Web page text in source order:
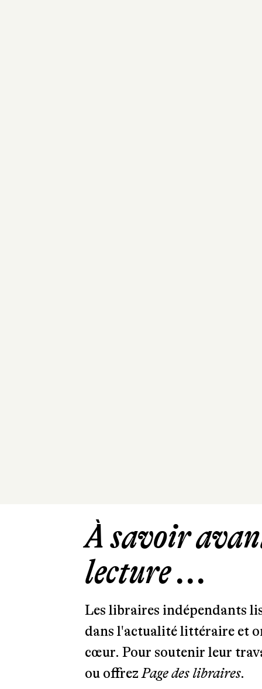
À savoir
lecture ...
Les libraires indépendants
dans l'actualité littéraire et
cœur. Pour soutenir leur
ou offrezPage des libraires.